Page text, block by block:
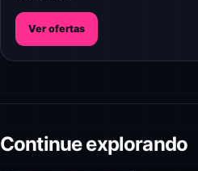
Ver ofertas
Continue explorando